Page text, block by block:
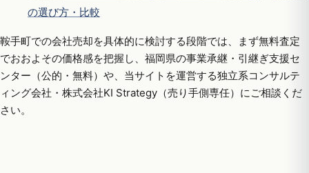
の選び方・比較
鞍手町での会社売却を具体的に検討する段階では、まず無料査定
でおおよその価格感を把握し、福岡県の事業承継・引継ぎ支援セ
ンター（公的・無料）や、当サイトを運営する独立系コンサルテ
ィング会社・株式会社KI Strategy（売り手側専任）にご相談くだ
さい。